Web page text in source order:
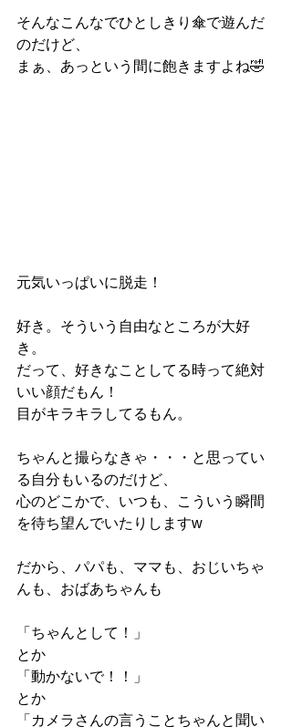
そんなこんなでひとしきり傘で遊んだ
のだけど、
まぁ、あっという間に飽きますよね🤣
元気いっぱいに脱走！
好き。そういう自由なところが大好
き。
だって、好きなことしてる時って絶対
いい顔だもん！
目がキラキラしてるもん。
ちゃんと撮らなきゃ・・・と思ってい
る自分もいるのだけど、
心のどこかで、いつも、こういう瞬間
を待ち望んでいたりしますw
だから、パパも、ママも、おじいちゃ
んも、おばあちゃんも
「ちゃんとして！」
とか
「動かないで！！」
とか
「カメラさんの言うことちゃんと聞い